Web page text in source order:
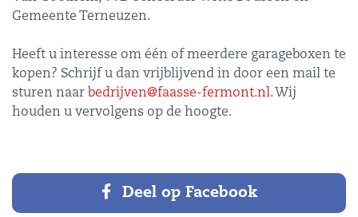
Gemeente Terneuzen.
Heeft u interesse om één of meerdere garageboxen te
kopen? Schrijf u dan vrijblijvend in door een mail te
sturen naar bedrijven@faasse-fermont.nl. Wij
houden u vervolgens op de hoogte.
Deel op Facebook